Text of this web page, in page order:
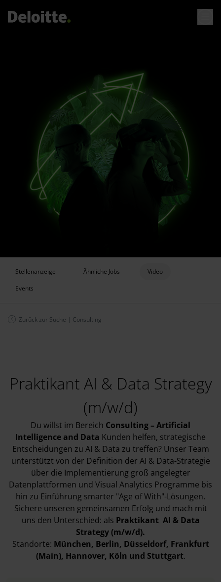
Stellenanzeige Ähnliche Jobs
Video
Events
Zurück zur Suche | Consulting
Praktikant AI & Data Strategy
(m/w/d)
Du willst im Bereich Consulting – Artificial
Intelligence and Data Kunden helfen, strategische
Entscheidungen zu AI & Data zu treffen? Unser Team
unterstützt von der Definition der AI & Data-Strategie
über die Implementierung groß angelegter
Datenplattformen und Visual Analytics Programme bis
hin zu Einführung smarter "Age of With"-Lösungen.
Sichere unseren gemeinsamen Erfolg und mach mit
uns den Unterschied: als Praktikant AI & Data
Strategy (m/w/d).
Standorte: München, Berlin, Düsseldorf, Frankfurt
(Main), Hannover, Köln und Stuttgart.